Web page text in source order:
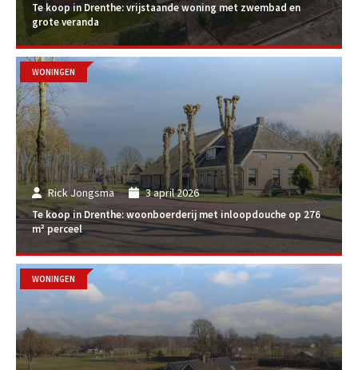
Te koop in Drenthe: vrijstaande woning met zwembad en
grote veranda
Rick Jongsma 3 april 2026
Te koop in Drenthe: woonboerderij met inloopdouche op 276
m² perceel
WONINGEN
WONINGEN